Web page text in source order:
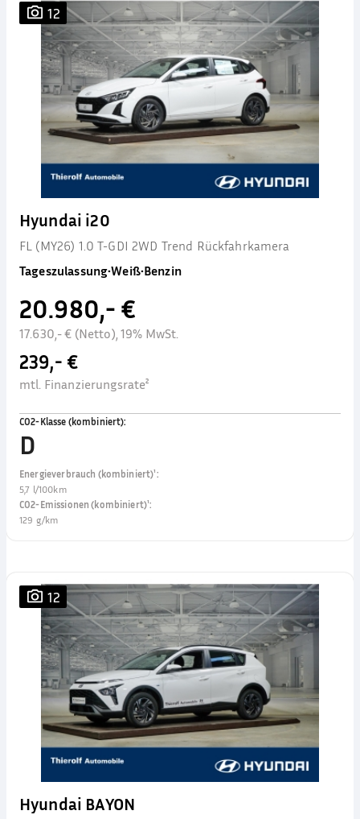
12
Hyundai i20
FL (MY26) 1.0 T-GDI 2WD Trend Rückfahrkamera
Tageszulassung•Weiß•Benzin
20.980,- €
17.630,- € (Netto), 19% MwSt.
239,- €
mtl. Finanzierungsrate²
CO2-Klasse (kombiniert):
D
Energieverbrauch (kombiniert)¹:
5,7 l/100km
CO2-Emissionen (kombiniert)¹:
129 g/km
12
Hyundai BAYON